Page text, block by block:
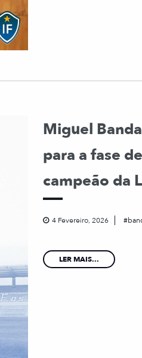
Miguel
para a fase
campeão da
4 Fevereiro, 2026
LER MAIS...